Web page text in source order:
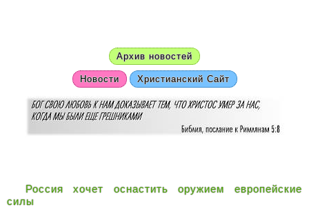
Архив новостей
Новости Христианский Сайт
Россия хочет оснастить оружием европейские
силы